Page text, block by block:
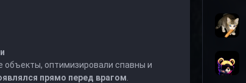
объекты, оптимизировали спавны и
прямо перед врагом